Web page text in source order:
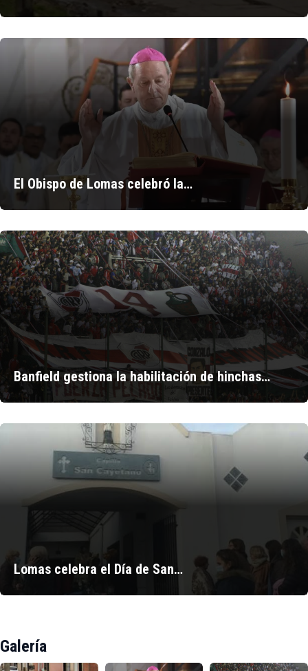
El Obispo de Lomas celebró la…
Banfield gestiona la habilitación de hinchas…
Lomas celebra el Día de San…
Galería